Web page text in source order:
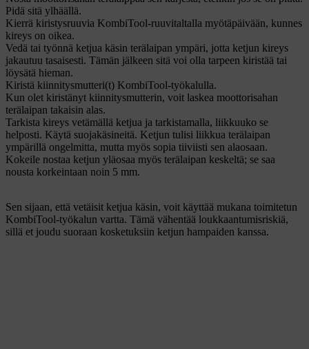
Pidä sitä ylhäällä.
Kierrä kiristysruuvia KombiTool-ruuvitaltalla myötäpäivään, kunnes
kireys on oikea.
Vedä tai työnnä ketjua käsin terälaipan ympäri, jotta ketjun kireys
jakautuu tasaisesti. Tämän jälkeen sitä voi olla tarpeen kiristää tai
löysätä hieman.
Kiristä kiinnitysmutteri(t) KombiTool-työkalulla.
Kun olet kiristänyt kiinnitysmutterin, voit laskea moottorisahan
terälaipan takaisin alas.
Tarkista kireys vetämällä ketjua ja tarkistamalla, liikkuuko se
helposti. Käytä suojakäsineitä. Ketjun tulisi liikkua terälaipan
ympärillä ongelmitta, mutta myös sopia tiiviisti sen alaosaan.
Kokeile nostaa ketjun yläosaa myös terälaipan keskeltä; se saa
nousta korkeintaan noin 5 mm.
Sen sijaan, että vetäisit ketjua käsin, voit käyttää mukana toimitetun
KombiTool-työkalun vartta. Tämä vähentää loukkaantumisriskiä,
sillä et joudu suoraan kosketuksiin ketjun hampaiden kanssa.